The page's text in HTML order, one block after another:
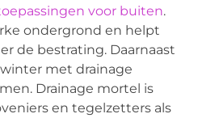
voor buiten.
ondergrond en helpt
de bestrating. Daarnaast
met drainage
Drainage mortel is
en tegelzetters als